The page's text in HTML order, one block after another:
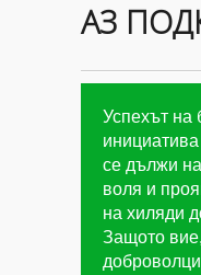
Цели на
Коледа"
АЗ
Успехът на
инициатива
се дължи
воля и
на хиляди
Защото